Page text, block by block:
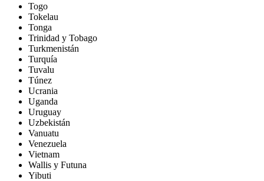
Togo
Tokelau
Tonga
Trinidad y Tobago
Turkmenistán
Turquía
Tuvalu
Túnez
Ucrania
Uganda
Uruguay
Uzbekistán
Vanuatu
Venezuela
Vietnam
Wallis y Futuna
Yibuti